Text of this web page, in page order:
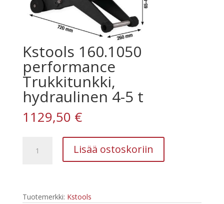
Kstools 160.1050
performance
Trukkitunkki,
hydraulinen 4-5 t
1129,50 €
160.1050
4-
Lisää ostoskoriin
Tuotemerkki: Kstools